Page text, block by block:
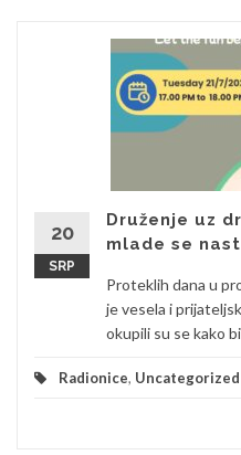
20
SRP
Druženje uz
mlade se
Proteklih dana u
je vesela i
okupili su se kako
Radionice, Uncategorized